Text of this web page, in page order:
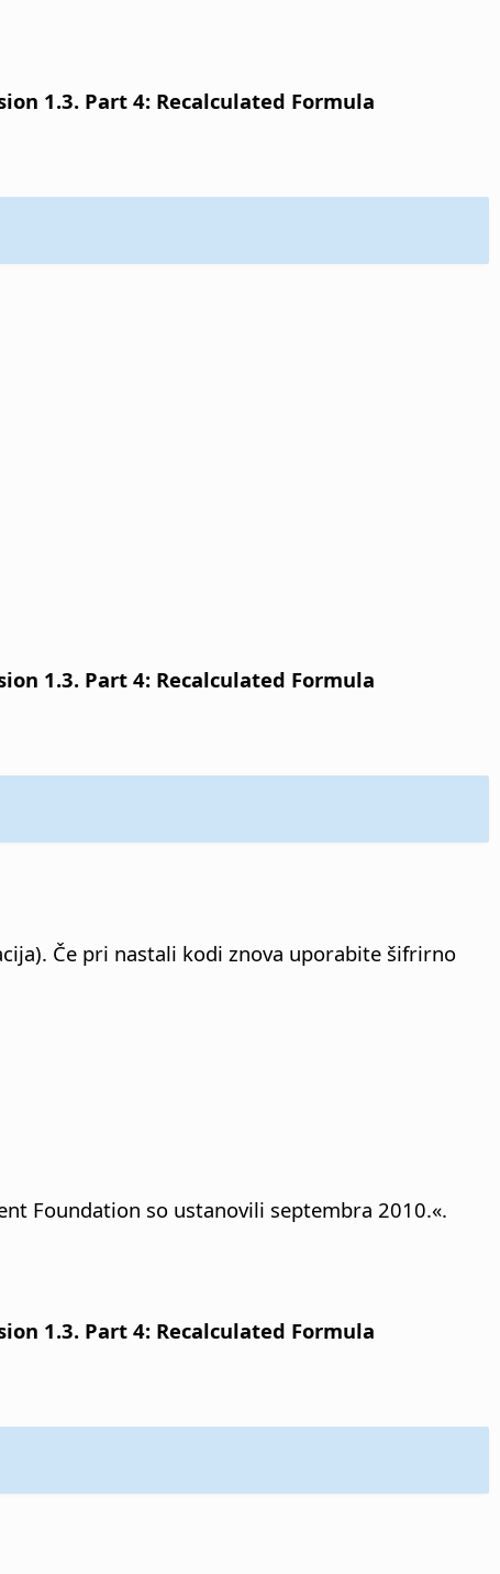
1.3. Part 4: Recalculated Formula
1.3. Part 4: Recalculated Formula
Če pri nastali kodi znova uporabite šifrirno
Foundation so ustanovili septembra 2010.«.
1.3. Part 4: Recalculated Formula